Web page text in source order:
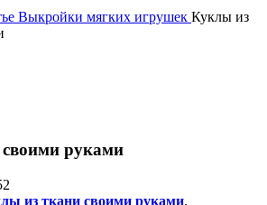
Выкройки мягких игрушек Куклы из
руками
из ткани своими руками.